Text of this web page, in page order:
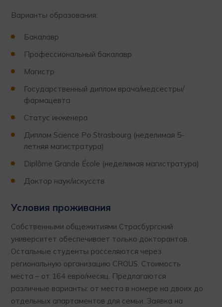
Варианты образования:
Бакалавр
Профессиональный бакалавр
Магистр
Государственный диплом врача/медсестры/
фармацевта
Статус инженера
Диплом Science Po Strasbourg (неделимая 5-
летняя магистратура)
Diplôme Grande École (неделимая магистратура)
Доктор наук/искусств
Условия проживания
Собственными общежитиями Страсбургский
университет обеспечивает только докторантов.
Остальные студенты расселяются через
региональную организацию CROUS. Стоимость
места – от 164 евро/месяц. Предлагаются
различные варианты: от места в номере на двоих до
отдельных апартаментов для семьи. Заявка на